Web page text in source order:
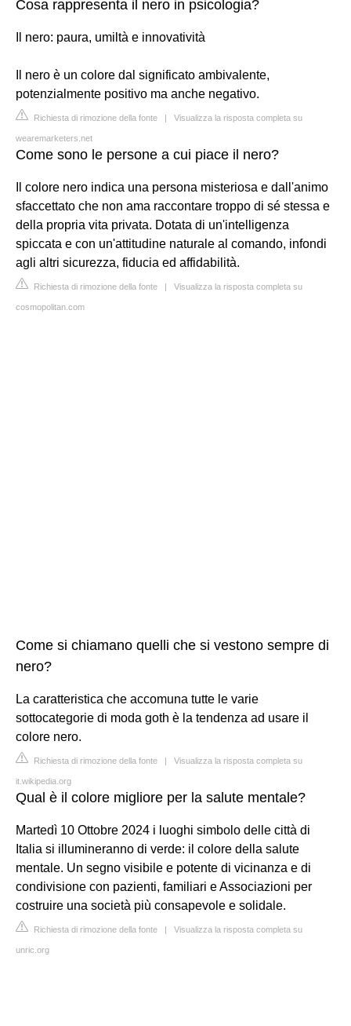
Cosa rappresenta il nero in psicologia?
Il nero: paura, umiltà e innovatività
Il nero è un colore dal significato ambivalente,
potenzialmente positivo ma anche negativo.
Richiesta di rimozione della fonte | Visualizza la risposta completa su
wearemarketers.net
Come sono le persone a cui piace il nero?
Il colore nero indica una persona misteriosa e dall'animo
sfaccettato che non ama raccontare troppo di sé stessa e
della propria vita privata. Dotata di un'intelligenza
spiccata e con un'attitudine naturale al comando, infondi
agli altri sicurezza, fiducia ed affidabilità.
Richiesta di rimozione della fonte | Visualizza la risposta completa su
cosmopolitan.com
Come si chiamano quelli che si vestono sempre di
nero?
La caratteristica che accomuna tutte le varie
sottocategorie di moda goth è la tendenza ad usare il
colore nero.
Richiesta di rimozione della fonte | Visualizza la risposta completa su
it.wikipedia.org
Qual è il colore migliore per la salute mentale?
Martedì 10 Ottobre 2024 i luoghi simbolo delle città di
Italia si illumineranno di verde: il colore della salute
mentale. Un segno visibile e potente di vicinanza e di
condivisione con pazienti, familiari e Associazioni per
costruire una società più consapevole e solidale.
Richiesta di rimozione della fonte | Visualizza la risposta completa su
unric.org